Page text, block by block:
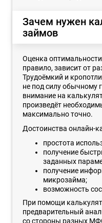
Зачем нужен
займов
Оценка
правило, зависит от
Трудоёмкий и
не под силу обычному
внимание на
произведёт
максимально точно.
Достоинства онлайн-
простота
получение
заданных
получение
микрозайма;
возможность
При помощи
предварительный
со стороны разных